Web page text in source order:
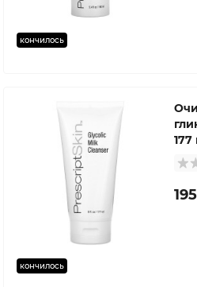
кончилось
кончилось
177